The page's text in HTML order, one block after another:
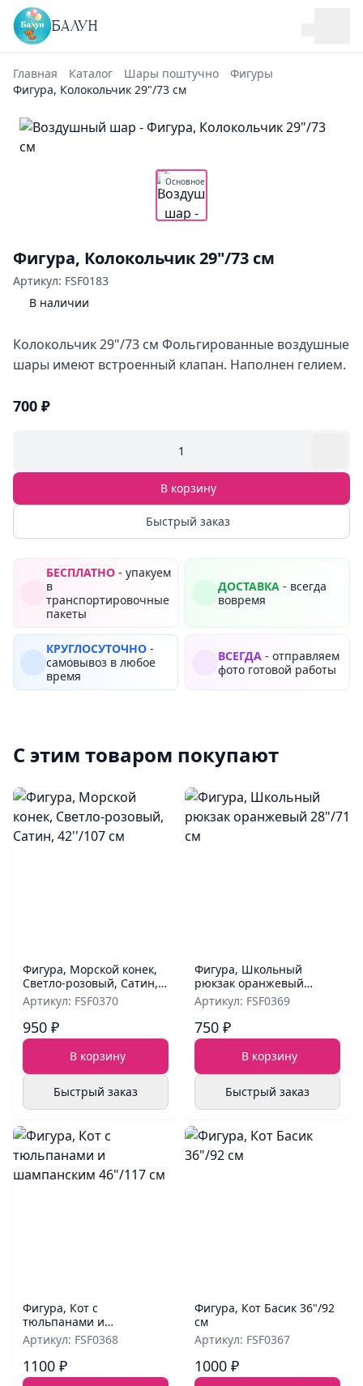
БАЛУН
Главная Каталог Шары поштучно
Фигуры
Фигура, Колокольчик 29"/73 см
Основное
Фигура, Колокольчик 29"/73 см
Артикул: FSF0183
В наличии
Колокольчик 29"/73 см Фольгированные воздушные
шары имеют встроенный клапан. Наполнен гелием.
700 ₽
1
В корзину
Быстрый заказ
БЕСПЛАТНО - упакуем
в
транспортировочные
пакеты
ДОСТАВКА - всегда
вовремя
КРУГЛОСУТОЧНО -
самовывоз в любое
время
ВСЕГДА - отправляем
фото готовой работы
С этим товаром покупают
Фигура, Морской конек,
Светло-розовый, Сатин,
42''/107 см
Артикул: FSF0370
950 ₽
В корзину
Быстрый заказ
Фигура, Школьный
рюкзак оранжевый
28"/71 см
Артикул: FSF0369
750 ₽
В корзину
Быстрый заказ
Фигура, Кот с
тюльпанами и
шампанским 46"/117 см
Артикул: FSF0368
1100 ₽
Фигура, Кот Басик 36"/92
см
Артикул: FSF0367
1000 ₽